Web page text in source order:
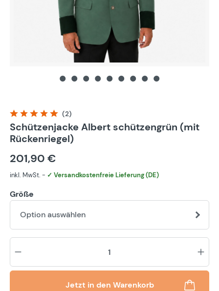
Durchschnittliche Bewertung von 5 von 5 Sternen
(2)
Schützenjacke Albert schützengrün (mit
Rückenriegel)
201,90 €
inkl. MwSt. - ✓ Versandkostenfreie Lieferung (DE)
Größe
Option auswählen
Jetzt in den Warenkorb